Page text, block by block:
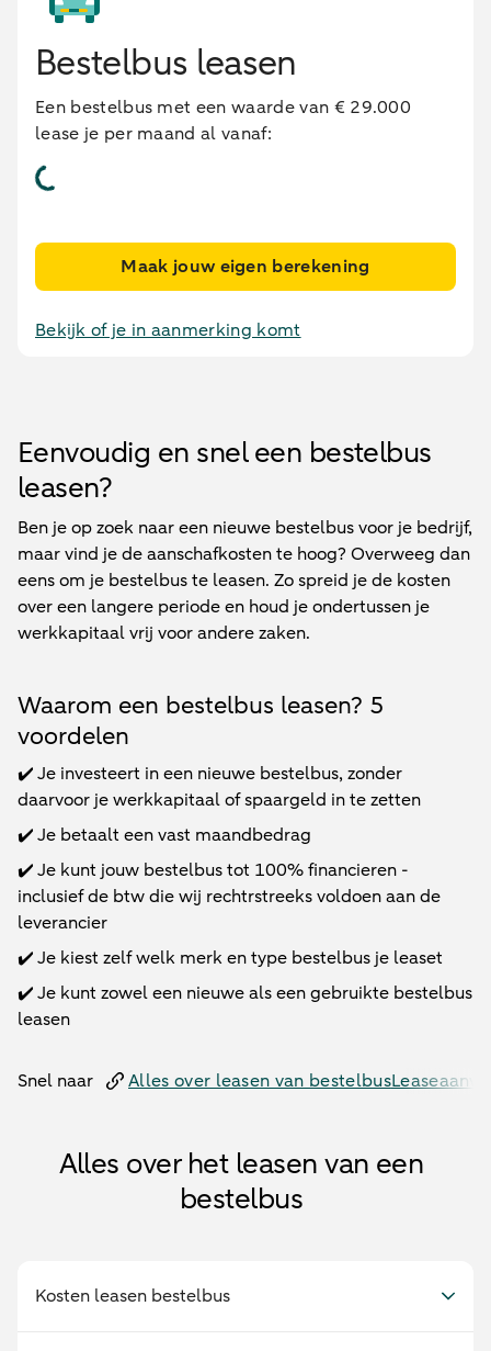
Bestelbus leasen
Een bestelbus met een waarde van € 29.000
lease je per maand al vanaf:
Maak jouw eigen berekening
Bekijk of je in aanmerking komt
Eenvoudig en snel een bestelbus
leasen?
Ben je op zoek naar een nieuwe bestelbus voor je bedrijf,
maar vind je de aanschafkosten te hoog? Overweeg dan
eens om je bestelbus te leasen. Zo spreid je de kosten
over een langere periode en houd je ondertussen je
werkkapitaal vrij voor andere zaken.
Waarom een bestelbus leasen? 5
voordelen
✔️ Je investeert in een nieuwe bestelbus, zonder
daarvoor je werkkapitaal of spaargeld in te zetten
✔️ Je betaalt een vast maandbedrag
✔️ Je kunt jouw bestelbus tot 100% financieren -
inclusief de btw die wij rechtrstreeks voldoen aan de
leverancier
✔️ Je kiest zelf welk merk en type bestelbus je leaset
✔️ Je kunt zowel een nieuwe als een gebruikte bestelbus
leasen
Snel naar Alles over leasen van bestelbus
Alles over het leasen van een
bestelbus
Kosten leasen bestelbus